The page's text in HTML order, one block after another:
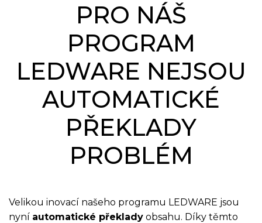
PRO NÁŠ
PROGRAM
LEDWARE NEJSOU
AUTOMATICKÉ
PŘEKLADY
PROBLÉM
Velikou inovací našeho programu LEDWARE jsou
nyní automatické překlady obsahu. Díky těmto